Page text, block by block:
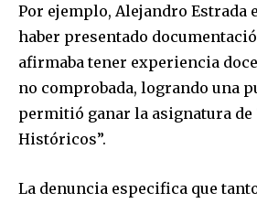
Por ejemplo, Alejandro Estrada
haber presentado
afirmaba tener experiencia
no comprobada, logrando una
permitió ganar la asignatura de
Históricos”.
La denuncia especifica que